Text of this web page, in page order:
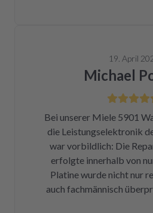
und angemacht. Und tada!
Träumchen. Danke,
nicht erst wissen, was
Zukunft nicht
zurückgreifen müssen.
dass es diese
definitiv weiter
19. April
Michael
Bei unserer Miele 5901
die Leistungselektronik
war vorbildlich: Die
erfolgte innerhalb von
Platine wurde nicht nur
auch fachmännisch